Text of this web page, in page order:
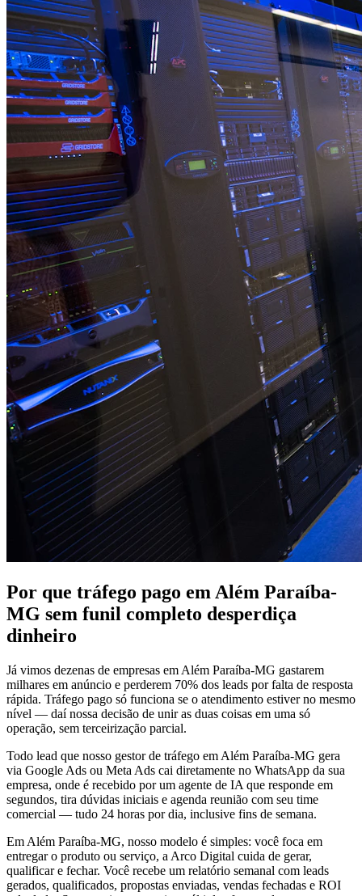
Por que tráfego pago em Além Paraíba-
MG sem funil completo desperdiça
dinheiro
Já vimos dezenas de empresas em Além Paraíba-MG gastarem
milhares em anúncio e perderem 70% dos leads por falta de resposta
rápida. Tráfego pago só funciona se o atendimento estiver no mesmo
nível — daí nossa decisão de unir as duas coisas em uma só
operação, sem terceirização parcial.
Todo lead que nosso gestor de tráfego em Além Paraíba-MG gera
via Google Ads ou Meta Ads cai diretamente no WhatsApp da sua
empresa, onde é recebido por um agente de IA que responde em
segundos, tira dúvidas iniciais e agenda reunião com seu time
comercial — tudo 24 horas por dia, inclusive fins de semana.
Em Além Paraíba-MG, nosso modelo é simples: você foca em
entregar o produto ou serviço, a Arco Digital cuida de gerar,
qualificar e fechar. Você recebe um relatório semanal com leads
gerados, qualificados, propostas enviadas, vendas fechadas e ROI